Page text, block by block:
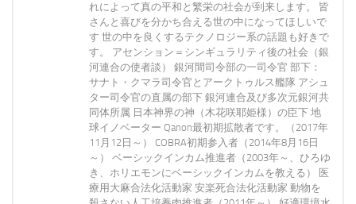
れによって真の平和と繁栄の社会が到来します。 皆
さんと喜びを分かち合える世の中になってほしいで
す 世の中を良くするテクノロジー系の話題も好きで
す。 アセンション＝シンギュラリティ後の社会（銀
河連合の使者談） 銀河間司令部の一司令官 部下：
サナト・クマラ司令官とアークトゥルス艦隊 アシュ
ター司令官の直属の部下 銀河連合及び多次元銀河共
同体所属 日本神界の神（木花咲耶姫様）の臣下 地
球イノベーター Qanon最初期拡散者です。（2017年
11月12日～） COBRA初期参入者（2014年8月16日
～） ベーシックインカム推進者（2003年～、ひろゆ
き、ホリエモンにベーシックインカムを教える） 医
療用大麻合法化活動家 安楽死合法化活動家 動物を